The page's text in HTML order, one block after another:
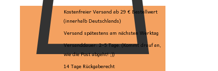
Kostenfreier Versand ab 29 € Bestellwert
(innerhalb Deutschlands)
Versand spätestens am nächsten Werktag
Versanddauer: 2–5 Tage. (Kommt drauf an,
wie die Post abgeht! ;))
14 Tage Rückgaberecht